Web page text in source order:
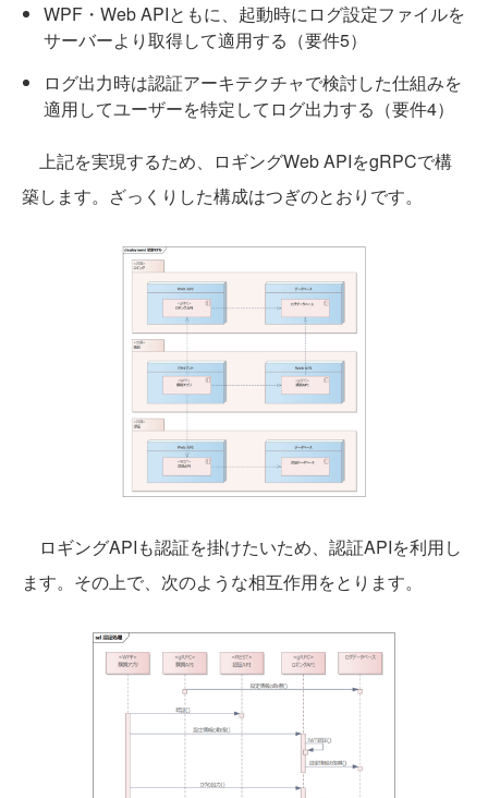
WPF・Web APIともに、起動時にログ設定ファイルを
サーバーより取得して適用する（要件5）
ログ出力時は認証アーキテクチャで検討した仕組みを
適用してユーザーを特定してログ出力する（要件4）
上記を実現するため、ロギングWeb APIをgRPCで構
築します。ざっくりした構成はつぎのとおりです。
ロギングAPIも認証を掛けたいため、認証APIを利用し
ます。その上で、次のような相互作用をとります。